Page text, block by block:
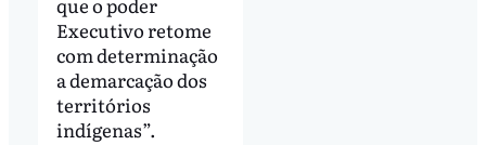
Executivo retome
com determinação
a demarcação dos
territórios
indígenas”.